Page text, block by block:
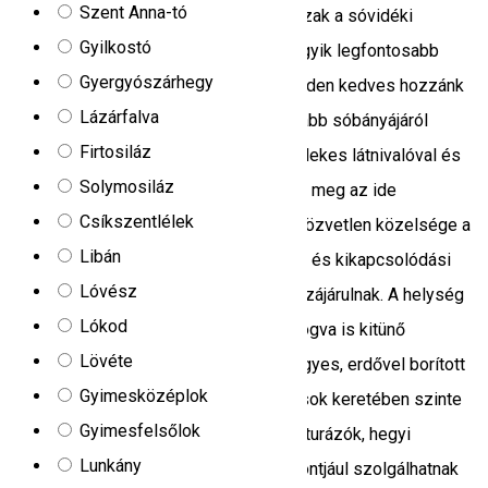
Szent Anna-tó
Gyilkostó
Gyergyószárhegy
Lázárfalva
Firtosiláz
Solymosiláz
Csíkszentlélek
Libán
Lóvész
Lókod
Lövéte
Gyimesközéplok
Gyimesfelsőlok
Lunkány
újraátéléséhez. A Só kristály vendégházak a sóvidéki
Parajdon a székelyföldi vendéglátás egyik legfontosabb
helységében, rendelkezésre állnak minden kedves hozzánk
látogató befogadására. Parajd a leginkább sóbányájáról
elhiresült turistaközpont, számtalan érdekes látnivalóval és
csodálatos környezetével ajándékozza meg az ide
látogatókat. A sósfürdő és a sóbánya közvetlen közelsége a
vendégeink kitünő pihenési, gyógyúlási és kikapcsolódási
tevékenységéhez nagy mértékben hozzájárulnak. A helység
csodálatos természeti adottságainál fogva is kitünő
kikapcsolodást jelenthet a dombos, hegyes, erdővel borított
tájak kedvelőinek. Egy napos kirándulások keretében szinte
egéssz székelyföld bejárható innen. A turázók, hegyi
kalandok kedvelőinek kiválló kiíndúlópontjául szolgálhatnak